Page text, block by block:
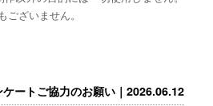
ございません。
ケートご協力のお願い｜2026.06.12